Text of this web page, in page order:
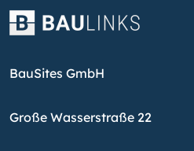
BauSites GmbH
Große Wasserstraße 22